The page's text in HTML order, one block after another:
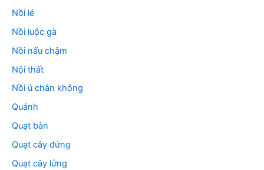
Nồi lẻ
Nồi luộc gà
Nồi nấu chậm
Nội thất
Nồi ủ chân không
Quánh
Quạt bàn
Quạt cây đứng
Quạt cây lửng